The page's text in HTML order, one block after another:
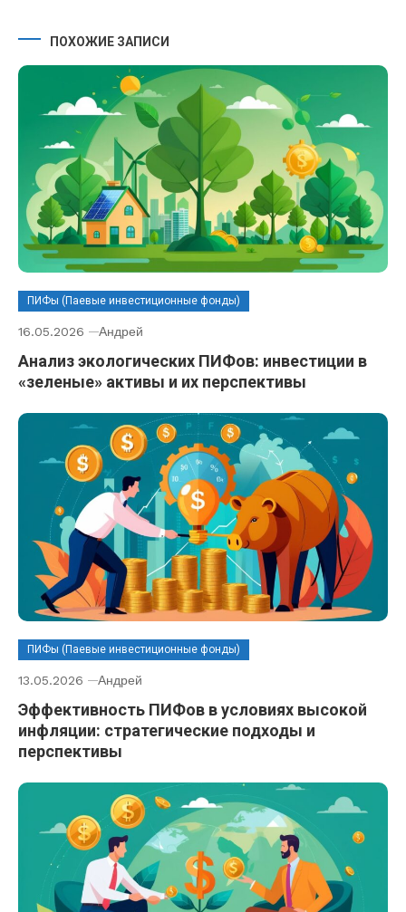
ПОХОЖИЕ ЗАПИСИ
ПИФы (Паевые инвестиционные фонды)
16.05.2026 Андрей
Анализ экологических ПИФов: инвестиции в
«зеленые» активы и их перспективы
ПИФы (Паевые инвестиционные фонды)
13.05.2026 Андрей
Эффективность ПИФов в условиях высокой
инфляции: стратегические подходы и
перспективы